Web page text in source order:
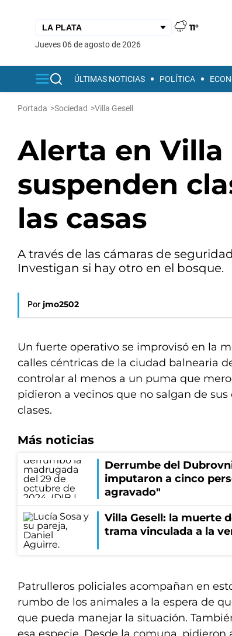
11°
jueves 06 de agosto de 2026
ÚLTIMAS NOTICIAS POLÍTICA
Portada >Sociedad >Villa Gesell
Alerta en Villa
suspenden
las casas
A través de las cámaras de
Investigan si hay otro en el bosque.
Por jmo2502
Un fuerte operativo se improvisó en la
calles céntricas de la ciudad balnearia
controlar al menos a un puma que
pidieron a vecinos que no salgan de sus
clases.
Más noticias
Derrumbe del
imputaron a cinco
agravado"
Villa Gesell: la muerte
trama vinculada a la
Patrulleros policiales acompañan en
rumbo de los animales a la espera de
que pueda manejar la situación.